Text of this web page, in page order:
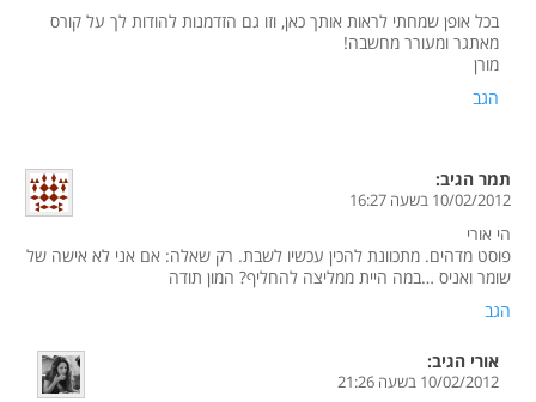
בכל אופן שמחתי לראות אותך כאן, וזו גם הזדמנות להודות לך על קורס
מאתגר ומעורר מחשבה!
מורן
הגב
תמר הגיב:
10/02/2012 בשעה 16:27
הי אורי
פוסט מדהים. מתכוונת להכין עכשיו לשבת. רק שאלה: אם אני לא אישה של
שומר ואניס …במה היית ממליצה להחליף? המון תודה
הגב
אורי הגיב:
10/02/2012 בשעה 21:26